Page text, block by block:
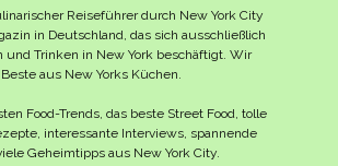
Reiseführer durch New York City
in Deutschland, das sich ausschließlich
und Trinken in New York beschäftigt. Wir
aus New Yorks Küchen.
Food-Trends, das beste Street Food, tolle
interessante Interviews, spannende
Geheimtipps aus New York City.